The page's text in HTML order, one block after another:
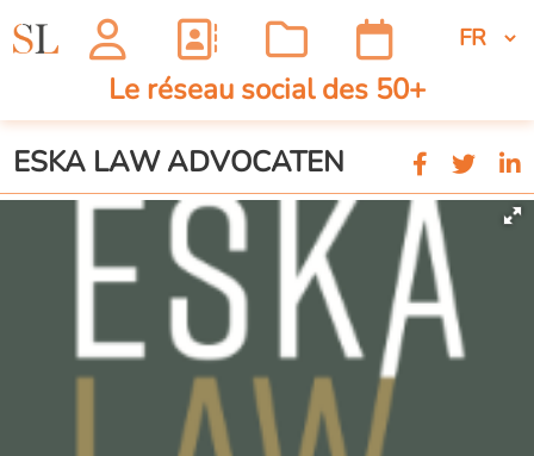
Le réseau social des 50+
ESKA LAW ADVOCATEN